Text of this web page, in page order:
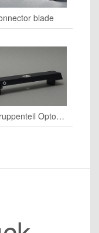
blade
Baugruppenteil Optoelektronik